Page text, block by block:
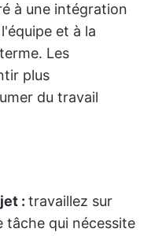
à une intégration
et à la
Les
plus
du travail
: travaillez sur
tâche qui nécessite